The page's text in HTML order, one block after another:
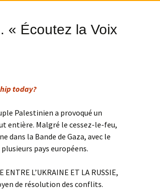
« Écoutez la Voix
today?
Palestinien a provoqué un
entière. Malgré le cessez-le-feu,
dans la Bande de Gaza, avec le
pays européens.
ENTRE L’UKRAINE ET LA RUSSIE,
de résolution des conflits.